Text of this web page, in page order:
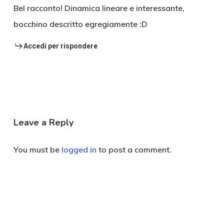
Bel racconto! Dinamica lineare e interessante,
bocchino descritto egregiamente :D
Accedi per rispondere
Leave a Reply
You must be logged in to post a comment.